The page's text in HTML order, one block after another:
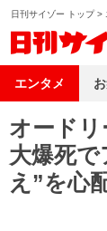
日刊サイゾー トップ>
オード
大爆死
え”を心
エンタメ